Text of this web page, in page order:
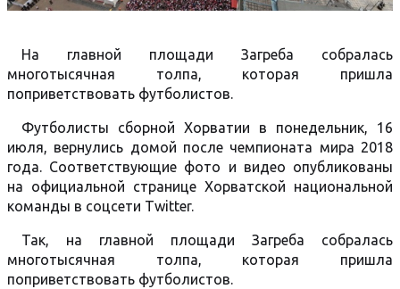
На главной площади Загреба собралась
многотысячная толпа, которая пришла
поприветствовать футболистов.
Футболисты сборной Хорватии в понедельник, 16
июля, вернулись домой после чемпионата мира 2018
года. Соответствующие фото и видео опубликованы
на официальной странице Хорватской национальной
команды в соцсети Тwitter.
Так, на главной площади Загреба собралась
многотысячная толпа, которая пришла
поприветствовать футболистов.